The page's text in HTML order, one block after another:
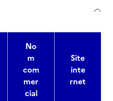
No
m
com
mer
cial
Site
inte
rnet